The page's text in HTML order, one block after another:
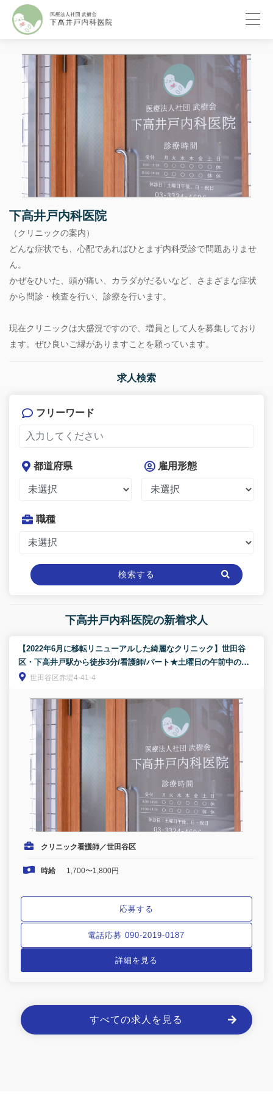
下高井戸内科医院
（クリニックの案内）
どんな症状でも、心配であればひとまず内科受診で問題ありませ
ん。
かぜをひいた、頭が痛い、カラダがだるいなど、さまざまな症状
から問診・検査を行い、診療を行います。
現在クリニックは大盛況ですので、増員として人を募集しており
ます。ぜひ良いご縁がありますことを願っています。
求人検索
フリーワード
都道府県 雇用形態
職種
検索する
下高井戸内科医院の新着求人
【2022年6月に移転リニューアルした綺麗なクリニック】世田谷
区・下高井戸駅から徒歩3分/看護師/パート★土曜日の午前中の
み！WワークOK！駅近！
世田谷区赤堤4-41-4
クリニック看護師／世田谷区
時給 1,700〜1,800円
応募する
電話応募 090-2019-0187
詳細を見る
すべての求人を見る